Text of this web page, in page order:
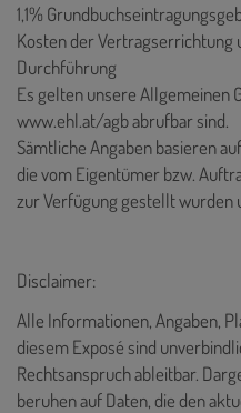
1,1%
Kosten der
Durchführung
Es gelten unsere Allgemeinen
www.ehl.at/agb abrufbar sind.
Sämtliche Angaben basieren
die vom Eigentümer bzw.
zur Verfügung gestellt wurden
Disclaimer:
Alle Informationen, Angaben,
diesem Exposé sind
Rechtsanspruch ableitbar.
beruhen auf Daten, die den